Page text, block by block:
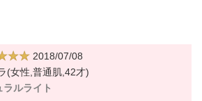
2018/07/08
(女性,普通肌,42才)
ラルライト